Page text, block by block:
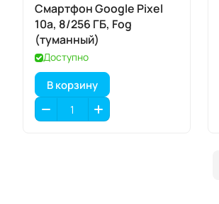
Смартфон Google Pixel
10a, 8/256 ГБ, Fog
(туманный)
Доступно
В корзину